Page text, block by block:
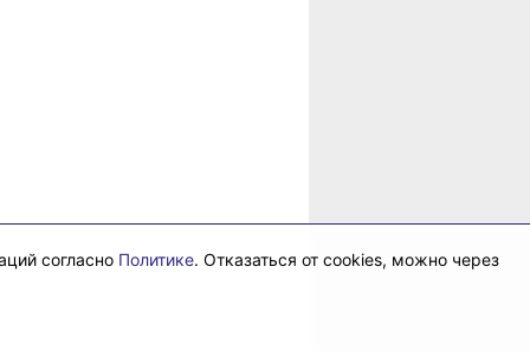
согласно Политике. Отказаться от cookies, можно через